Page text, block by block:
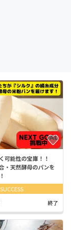
可能性の宝庫！！
・天然酵母のパンを
SUCCESS
終了